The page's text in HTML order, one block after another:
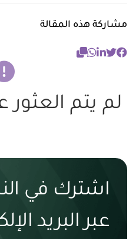
مشاركة هذه المقالة
لم يتم
اشترك في
عبر البريد